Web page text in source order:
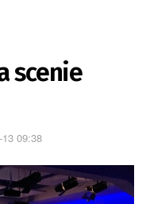
scenie
09:38